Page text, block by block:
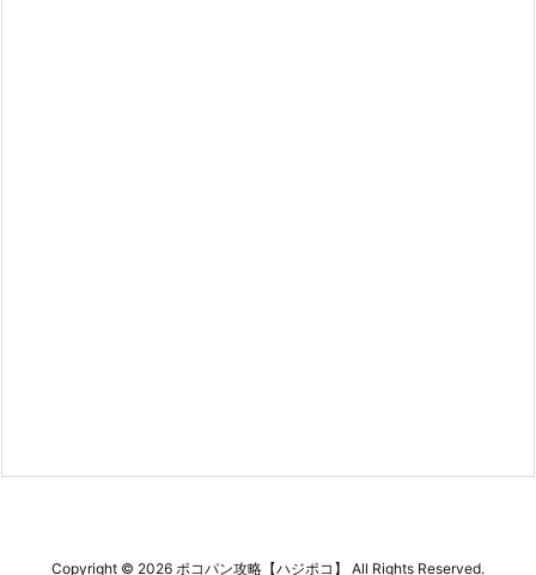
Copyright © 2026 ポコパン攻略【ハジポコ】 All Rights Reserved.